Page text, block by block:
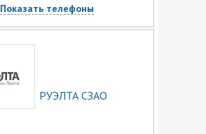
Показать телефоны
РУЭЛТА СЗАО